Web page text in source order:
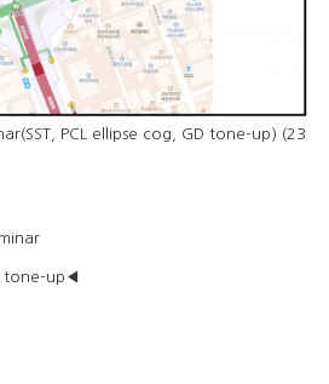
PCL ellipse cog, GD tone-up) (23
tone-up◀